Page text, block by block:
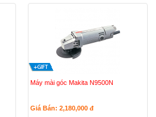
Máy mài góc Makita N9500N
Giá Bán: 2,180,000 đ